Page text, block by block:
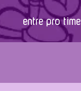
entre pro time